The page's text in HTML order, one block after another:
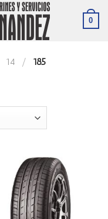
0
14 /
185